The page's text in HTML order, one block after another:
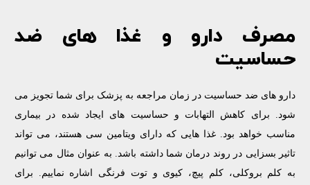
مصرف دارو و غذا های ضد
حساسیت
دارو های ضد حساسیت در زمان مراجعه به پزشک برای شما تجویز می
‌شود. برای کاهش التهابات و حساسیت های ایجاد شده در بیماری
مناسب خواهد بود. غذا هایی که دارای ویتامین سی هستند، می تواند
تاثیر بسزایی در روند درمان شما داشته باشد. به عنوان مثال می توانیم
به کلم بروکلی، کلم پیچ، کیوی و توت فرنگی اشاره نماییم. برای